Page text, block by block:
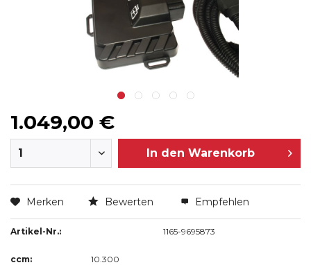
1.049,00 €
In den Warenkorb
Merken Bewerten Empfehlen
Artikel-Nr.: 1165-9695873
ccm:
10.300